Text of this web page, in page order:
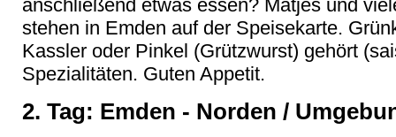
anschließend etwas essen? Matjes und
stehen in Emden auf der Speisekarte.
Kassler oder Pinkel (Grützwurst) gehört
Spezialitäten. Guten Appetit.
2. Tag: Emden - Norden /